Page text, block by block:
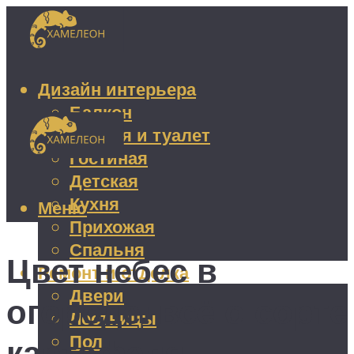
Дизайн интерьера
Балкон
Ванная и туалет
Гостиная
Детская
Кухня
Прихожая
Спальня
Ремонт и отделка
Двери
Лестницы
Пол
Меню
Цвет небес в
огороде: всё о сорте